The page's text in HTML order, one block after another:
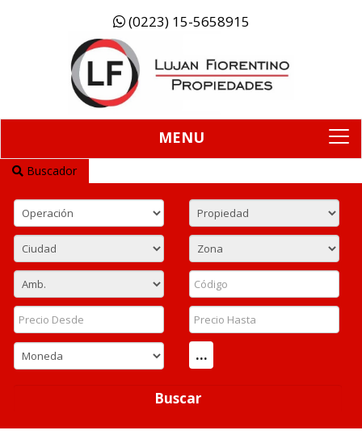
(0223) 15-5658915
MENU
Buscador
...
Buscar